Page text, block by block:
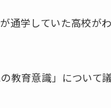
通学していた高校が
教育意識」について